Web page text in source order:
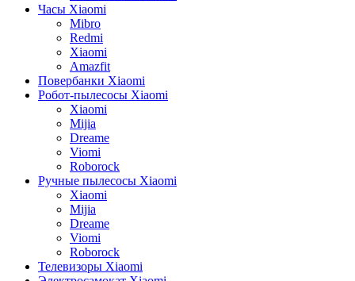
Часы Xiaomi
Mibro
Redmi
Xiaomi
Amazfit
Повербанки Xiaomi
Робот-пылесосы Xiaomi
Xiaomi
Mijia
Dreame
Viomi
Roborock
Ручные пылесосы Xiaomi
Xiaomi
Mijia
Dreame
Viomi
Roborock
Телевизоры Xiaomi